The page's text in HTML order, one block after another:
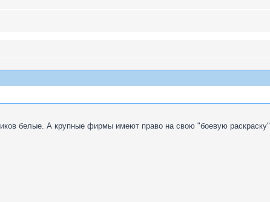
белые. А крупные фирмы имеют право на свою "боевую